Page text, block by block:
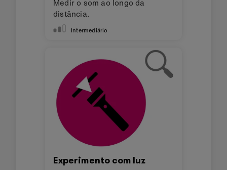
Medir o som ao longo da
distância.
Intermediário
Experimento com luz